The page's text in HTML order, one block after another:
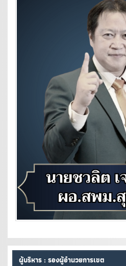
ผู้บริหาร : รองผู้อำนวยการเขต